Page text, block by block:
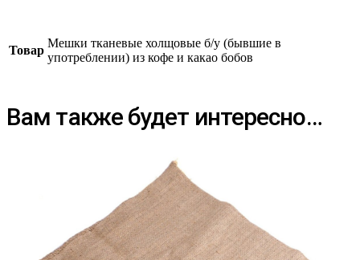
Товар
Мешки тканевые холщовые б/у (бывшие в
употреблении) из кофе и какао бобов
Вам также будет интересно…